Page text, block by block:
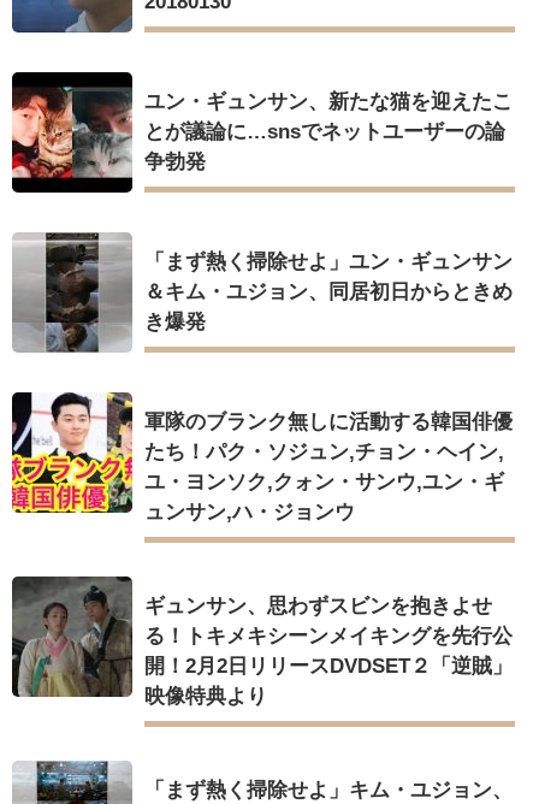
ユン・ギュンサン、新たな猫を迎えたこ
とが議論に…snsでネットユーザーの論
争勃発
「まず熱く掃除せよ」ユン・ギュンサン
＆キム・ユジョン、同居初日からときめ
き爆発
軍隊のブランク無しに活動する韓国俳優
たち！パク・ソジュン,チョン・ヘイン,
ユ・ヨンソク,クォン・サンウ,ユン・ギ
ュンサン,ハ・ジョンウ
ギュンサン、思わずスビンを抱きよせ
る！トキメキシーンメイキングを先行公
開！2月2日リリースDVDSET２「逆賊」
映像特典より
「まず熱く掃除せよ」キム・ユジョン、